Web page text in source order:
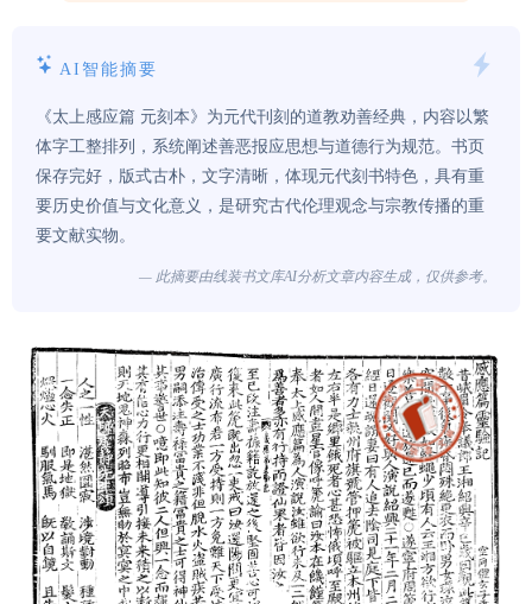
AI智能摘要
《太上感应篇 元刻本》为元代刊刻的道教劝善经典，内容以繁
体字工整排列，系统阐述善恶报应思想与道德行为规范。书页
保存完好，版式古朴，文字清晰，体现元代刻书特色，具有重
要历史价值与文化意义，是研究古代伦理观念与宗教传播的重
要文献实物。
— 此摘要由线装书文库AI分析文章内容生成，仅供参考。